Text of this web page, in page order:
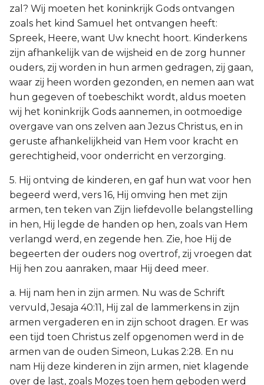
zal? Wij moeten het koninkrijk Gods ontvangen
zoals het kind Samuel het ontvangen heeft:
Spreek, Heere, want Uw knecht hoort. Kinderkens
zijn afhankelijk van de wijsheid en de zorg hunner
ouders, zij worden in hun armen gedragen, zij gaan,
waar zij heen worden gezonden, en nemen aan wat
hun gegeven of toebeschikt wordt, aldus moeten
wij het koninkrijk Gods aannemen, in ootmoedige
overgave van ons zelven aan Jezus Christus, en in
geruste afhankelijkheid van Hem voor kracht en
gerechtigheid, voor onderricht en verzorging.
5. Hij ontving de kinderen, en gaf hun wat voor hen
begeerd werd, vers 16, Hij omving hen met zijn
armen, ten teken van Zijn liefdevolle belangstelling
in hen, Hij legde de handen op hen, zoals van Hem
verlangd werd, en zegende hen. Zie, hoe Hij de
begeerten der ouders nog overtrof, zij vroegen dat
Hij hen zou aanraken, maar Hij deed meer.
a. Hij nam hen in zijn armen. Nu was de Schrift
vervuld, Jesaja 40:11, Hij zal de lammerkens in zijn
armen vergaderen en in zijn schoot dragen. Er was
een tijd toen Christus zelf opgenomen werd in de
armen van de ouden Simeon, Lukas 2:28. En nu
nam Hij deze kinderen in zijn armen, niet klagende
over de last, zoals Mozes toen hem geboden werd